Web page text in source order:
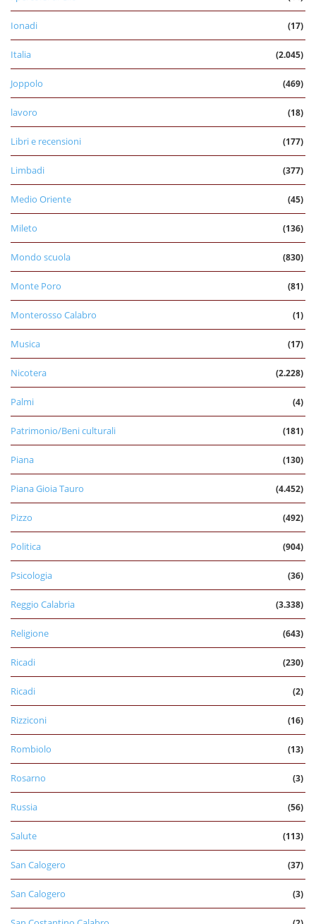
Ionadi (17)
Italia (2.045)
Joppolo (469)
lavoro (18)
Libri e recensioni (177)
Limbadi (377)
Medio Oriente (45)
Mileto (136)
Mondo scuola (830)
Monte Poro (81)
Monterosso Calabro (1)
Musica (17)
Nicotera (2.228)
Palmi (4)
Patrimonio/Beni culturali (181)
Piana (130)
Piana Gioia Tauro (4.452)
Pizzo (492)
Politica (904)
Psicologia (36)
Reggio Calabria (3.338)
Religione (643)
Ricadi (230)
Ricadi (2)
Rizziconi (16)
Rombiolo (13)
Rosarno (3)
Russia (56)
Salute (113)
San Calogero (37)
San Calogero (3)